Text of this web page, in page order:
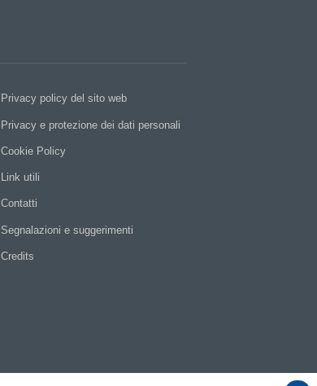
Privacy policy del sito web
Privacy e protezione dei dati personali
Cookie Policy
Link utili
Contatti
Segnalazioni e suggerimenti
Credits